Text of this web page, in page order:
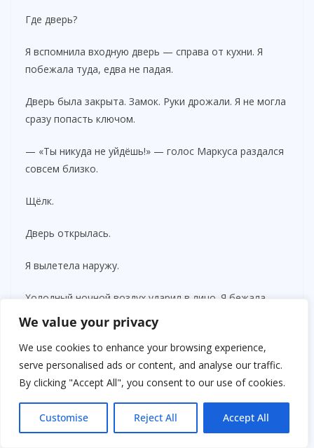
We value your privacy
We use cookies to enhance your browsing experience,
serve personalised ads or content, and analyse our traffic.
By clicking "Accept All", you consent to our use of cookies.
Customise Reject All Accept All
Где дверь?
Я вспомнила входную дверь — справа от кухни. Я
побежала туда, едва не падая.
Дверь была закрыта. Замок. Руки дрожали. Я не могла
сразу попасть ключом.
— «Ты никуда не уйдёшь!» — голос Маркуса раздался
совсем близко.
Щёлк.
Дверь открылась.
Я вылетела наружу.
Холодный ночной воздух ударил в лицо. Я бежала
босиком по влажной траве, не чувствуя боли. Только
свободу. Только страх.
Позади хлопнула дверь.
Я не знала, куда бегу. Просто дальше от него.